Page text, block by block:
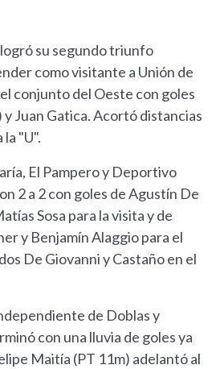
su segundo triunfo
como visitante a Unión de
el conjunto del Oeste con goles
y Juan Gatica. Acortó distancias
"U".
El Pampero y Deportivo
2 a 2 con goles de Agustín De
Sosa para la visita y de
y Benjamín Alaggio para el
De Giovanni y Castaño en el
de Doblas y
con una lluvia de goles ya
Maitía (PT 11m) adelantó al